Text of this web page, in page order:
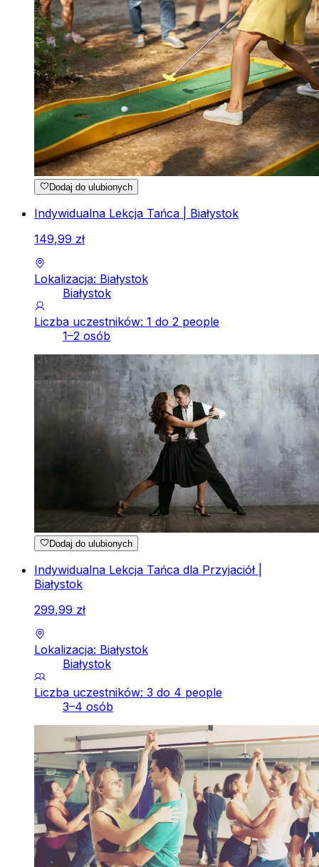
Dodaj do ulubionych
Indywidualna Lekcja Tańca | Białystok
149,99 zł
Lokalizacja: Białystok
Białystok
Liczba uczestników: 1 do 2 people
1–2 osób
Dodaj do ulubionych
Indywidualna Lekcja Tańca dla Przyjaciół |
Białystok
299,99 zł
Lokalizacja: Białystok
Białystok
Liczba uczestników: 3 do 4 people
3–4 osób